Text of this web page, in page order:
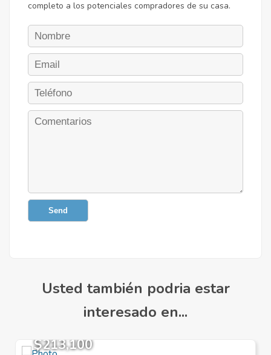
completo a los potenciales compradores de su casa.
Send
Usted también podria estar
interesado en...
$213,100